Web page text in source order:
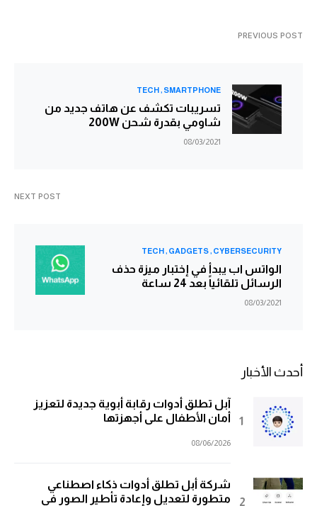
PREVIOUS POST
SMARTPHONE
TECH
تسريبات تكشف عن هاتف جديد من
شاومي بقدرة شحن 200W
08/03/2021
NEXT POST
CYBERSECURITY
GADGETS
TECH
الواتس اب يبدأ في إختبار ميزة حذف
الرسائل تلقائياً بعد 24 ساعة
08/03/2021
أحدث الأخبار
آبل تطلق أدوات رقابة أبوية جديدة لتعزيز
أمان الأطفال على أجهزتها
08/06/2026
شركة أبل تطلق أدوات ذكاء اصطناعي
متطورة لتعديل وإعادة تأطير الصور في